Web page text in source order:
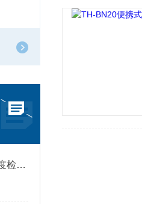
坚固铝材防水身：便携式能见度检测仪防尘防撞性能优异，无惧野外复杂环境